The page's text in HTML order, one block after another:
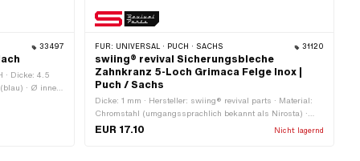
33497
· Dicke: 4.5
· Ø innen:
FÜR: UNIVERSAL · PUCH · SACHS 31120
swiing® revival Sicherungsbleche
Zahnkranz 5-Loch Grimaca Felge Inox |
Puch / Sachs
Dicke: 1 mm · Hersteller: swiing® revival parts · Material:
Chromstahl (umgangssprachlich bekannt als Nirosta) ·
Anzahl Lappen: 6 Stk. · Ø Lochkreis: 115 mm
EUR 17.10 Nicht lagernd